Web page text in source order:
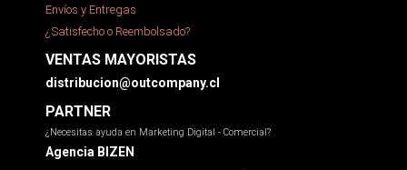
Envíos y Entregas
¿Satisfecho o Reembolsado?
VENTAS MAYORISTAS
distribucion@outcompany.cl
PARTNER
¿Necesitas ayuda en Marketing Digital - Comercial?
Agencia BIZEN